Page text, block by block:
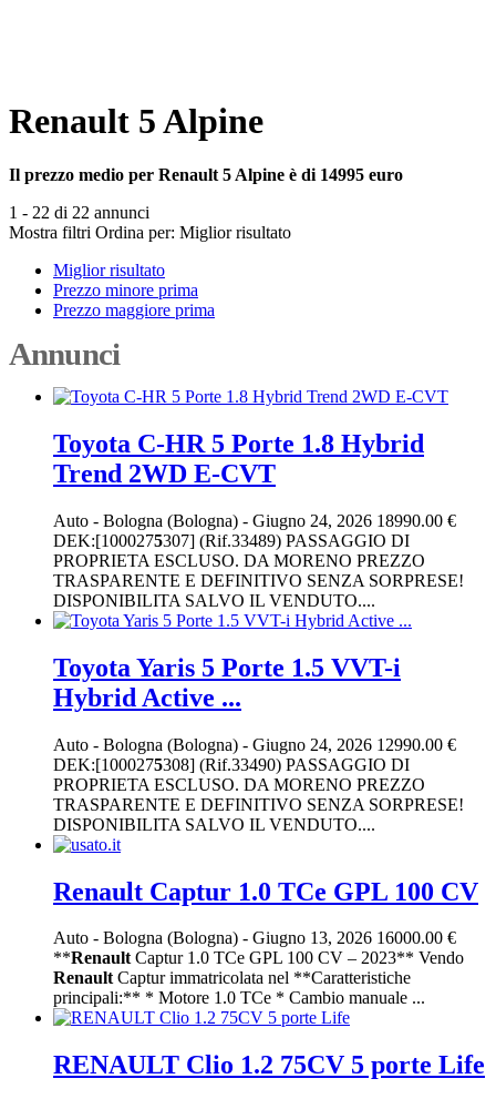
Renault 5 Alpine
Il prezzo medio per Renault 5 Alpine è di 14995 euro
1 - 22 di 22 annunci
Mostra filtri Ordina per: Miglior risultato
Miglior risultato
Prezzo minore prima
Prezzo maggiore prima
Annunci
Toyota C-HR 5 Porte 1.8 Hybrid
Trend 2WD E-CVT
Auto - Bologna (Bologna) - Giugno 24, 2026 18990.00 €
DEK:[1000275307] (Rif.33489) PASSAGGIO DI
PROPRIETA ESCLUSO. DA MORENO PREZZO
TRASPARENTE E DEFINITIVO SENZA SORPRESE!
DISPONIBILITA SALVO IL VENDUTO....
Toyota Yaris 5 Porte 1.5 VVT-i
Hybrid Active ...
Auto - Bologna (Bologna) - Giugno 24, 2026 12990.00 €
DEK:[1000275308] (Rif.33490) PASSAGGIO DI
PROPRIETA ESCLUSO. DA MORENO PREZZO
TRASPARENTE E DEFINITIVO SENZA SORPRESE!
DISPONIBILITA SALVO IL VENDUTO....
Renault Captur 1.0 TCe GPL 100 CV
Auto - Bologna (Bologna) - Giugno 13, 2026 16000.00 €
**RenaultCaptur 1.0 TCe GPL 100 CV – 2023** Vendo
RenaultCaptur immatricolata nel **Caratteristiche
principali:** * Motore 1.0 TCe * Cambio manuale ...
RENAULT Clio 1.2 75CV 5 porte Life